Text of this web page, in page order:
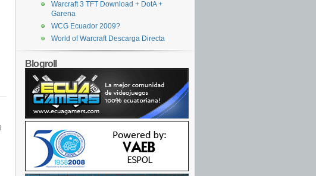
Warcraft 3 TFT Download + DotA +
Garena
WCG Ecuador 2009?
World of Warcraft Descarga Directa
Blogroll